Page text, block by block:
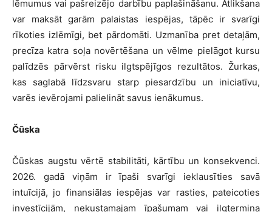
lēmumus vai pašreizējo darbību paplašināšanu. Atlikšana
var maksāt garām palaistas iespējas, tāpēc ir svarīgi
rīkoties izlēmīgi, bet pārdomāti. Uzmanība pret detaļām,
precīza katra soļa novērtēšana un vēlme pielāgot kursu
palīdzēs pārvērst risku ilgtspējīgos rezultātos. Žurkas,
kas saglabā līdzsvaru starp piesardzību un iniciatīvu,
varēs ievērojami palielināt savus ienākumus.
Čūska
Čūskas augstu vērtē stabilitāti, kārtību un konsekvenci.
2026. gadā viņām ir īpaši svarīgi ieklausīties savā
intuīcijā, jo finansiālas iespējas var rasties, pateicoties
investīcijām, nekustamajam īpašumam vai ilgtermiņa